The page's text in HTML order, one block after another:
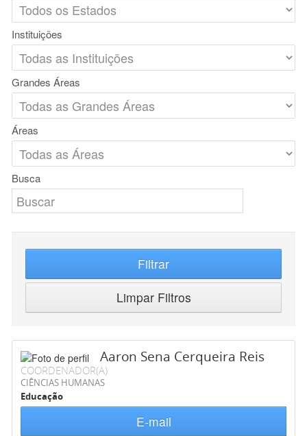
Instituições
Grandes Áreas
Áreas
Busca
Filtrar
Limpar Filtros
Aaron Sena Cerqueira Reis
COORDENADOR(A)
CIÊNCIAS HUMANAS
Educação
E-mail